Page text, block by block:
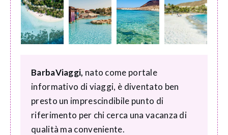
BarbaViaggi, nato come portale
informativo di viaggi, è diventato ben
presto un imprescindibile punto di
riferimento per chi cerca una vacanza di
qualità ma conveniente.